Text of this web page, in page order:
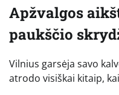
Apžvalgos
paukščio
Vilnius garsėja savo
atrodo visiškai kitaip,